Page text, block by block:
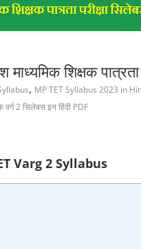
शिक्षक पात्रता
, MP TET Syllabus 2023 in
वर्ग 2 सिलेबस इन हिंदी PDF
Varg 2 Syllabus